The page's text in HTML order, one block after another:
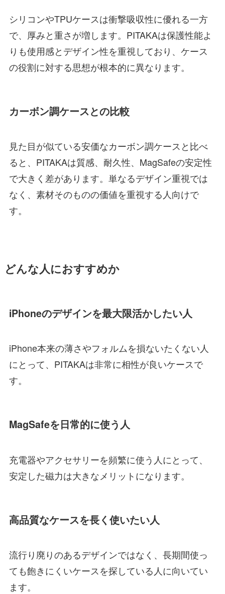
シリコンやTPUケースは衝撃吸収性に優れる一方
で、厚みと重さが増します。PITAKAは保護性能よ
りも使用感とデザイン性を重視しており、ケース
の役割に対する思想が根本的に異なります。
カーボン調ケースとの比較
見た目が似ている安価なカーボン調ケースと比べ
ると、PITAKAは質感、耐久性、MagSafeの安定性
で大きく差があります。単なるデザイン重視では
なく、素材そのものの価値を重視する人向けで
す。
どんな人におすすめか
iPhoneのデザインを最大限活かしたい人
iPhone本来の薄さやフォルムを損ないたくない人
にとって、PITAKAは非常に相性が良いケースで
す。
MagSafeを日常的に使う人
充電器やアクセサリーを頻繁に使う人にとって、
安定した磁力は大きなメリットになります。
高品質なケースを長く使いたい人
流行り廃りのあるデザインではなく、長期間使っ
ても飽きにくいケースを探している人に向いてい
ます。